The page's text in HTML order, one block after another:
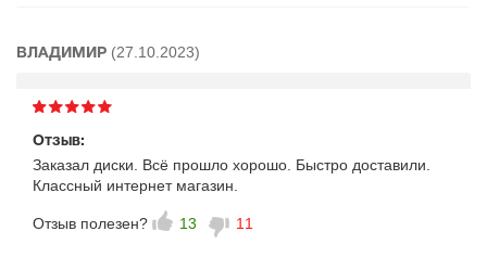
ВЛАДИМИР (27.10.2023)
Отзыв:
Заказал диски. Всё прошло хорошо. Быстро доставили.
Классный интернет магазин.
Отзыв полезен? 13 11